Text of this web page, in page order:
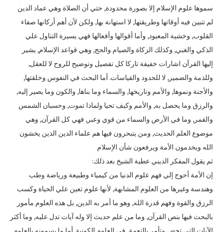
سموها علوم الإسلام إلا بصورة محدودة‏,‏ حتي أن الصلاة وهي عماد الدين
لم تتبين فيه أوقاتها وطريقتها‏,‏ لا استهانة بها‏,‏ ولكن لأن أهم أركانها صفاء
القلوب‏,‏ وخشية المعبود‏,‏ وأما أقوالها وأفعالها فهي يسيرة التناول علي
الذكي والغبي‏,‏ وكذلك الزكاة والصيام والحج‏,‏ وهي قواعد الإسلام‏,‏ يشير
إليها القرآن اشارات خفيفة تاركا كل تفصيل وتوضيح للروح لا للعقل‏,‏
وللذمة والضمير‏,‏ لا للحدود والقياسات‏.‏ أما البحث في النفوس وخلقتها‏,‏
والأجنة ونموها‏,‏ والأمم وتاريخها‏,‏ والسماء وما بناها‏,‏ والكون وما يصير إليه‏,‏
والرزق وما يحصل به‏,‏ والأمم وكيف تحيا ولماذا تموت‏,‏ وحسبان الشمس
والقمر‏,‏ وما في الأرض والسماء من قوي وعبر‏,‏ فهي كل القرآن‏,‏ وهي
موضوع العلم الحديث‏,‏ ومن يتبحرون فيها هم علماء الدين الذين يخشون
الله ويخدمون الأمة ويرفعون شأن الإسلام
ثم يقول المفكر الديني عطية الشيخ بعد ذلك‏:‏
إن الأمة أحوج إلي فهم علوم الدنيا من كيمياء وطبيعة ورياضة وطب
وهندسة وغيرها من العلوم المشابهة‏,‏ لأنها علوم تعين علي الحياة وكسب
الرزق والقوة وفهم قدرة الله‏,‏ وهو ما أمر به الدين‏,‏ بل هذه العلوم مأمور
بالبحث فيها بنص القرآن‏,‏ وما من علم حديث إلا وله آيات تدل عليه‏,‏ وما أكثر